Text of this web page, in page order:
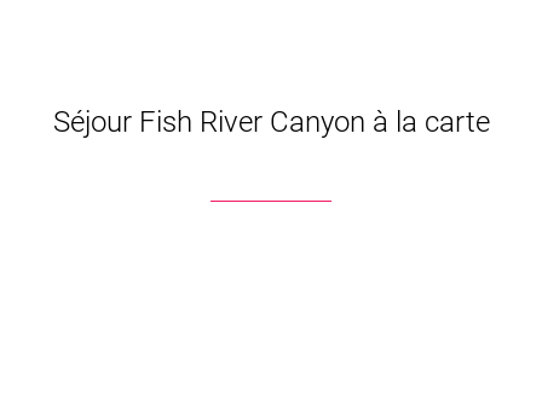
Séjour Fish River Canyon à la carte